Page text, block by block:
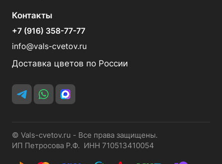
Контакты
+7 (916) 358-77-77
info@vals-cvetov.ru
Доставка цветов по России
© Vals-cvetov.ru - Все права защищены.
ИП Петросова Р.Ф. ИНН 710513410054